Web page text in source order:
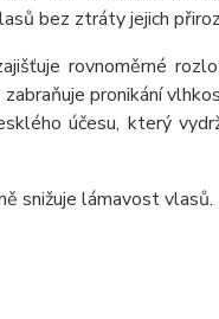
bez ztráty jejich
rovnoměrné
pronikání
účesu, který
snižuje lámavost vlasů.